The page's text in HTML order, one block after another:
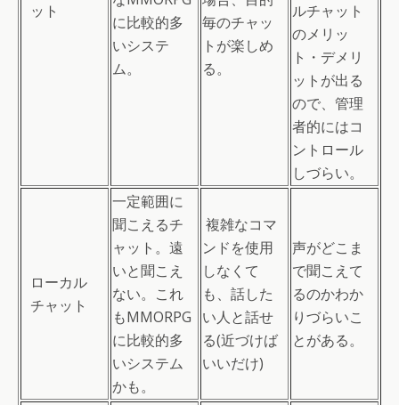
ット
に比較的多
いシステ
ム。
毎のチャッ
トが楽しめ
る。
ルチャット
のメリッ
ト・デメリ
ットが出る
ので、管理
者的にはコ
ントロール
しづらい。
ローカル
チャット
一定範囲に
聞こえるチ
ャット。遠
いと聞こえ
ない。これ
もMMORPG
に比較的多
いシステム
かも。
複雑なコマ
ンドを使用
しなくて
も、話した
い人と話せ
る(近づけば
いいだけ)
声がどこま
で聞こえて
るのかわか
りづらいこ
とがある。